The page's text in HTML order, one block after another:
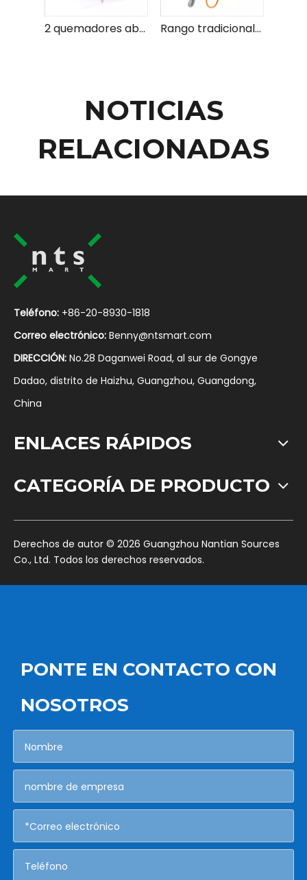
2 quemadores abiertos - clip en （tipo de hierro fundido sin soplador) Rango tradicional de wok grande (con soplador)
NOTICIAS
RELACIONADAS
Teléfono: +86-20-8930-1818
Correo electrónico: Benny@ntsmart.com
DIRECCIÓN: No.28 Daganwei Road, al sur de Gongye
Dadao, distrito de Haizhu, Guangzhou, Guangdong,
China
ENLACES RÁPIDOS
CATEGORÍA DE PRODUCTO
​Derechos de autor © 2026 Guangzhou Nantian Sources
Co., Ltd. Todos los derechos reservados.
PONTE EN CONTACTO CON
NOSOTROS